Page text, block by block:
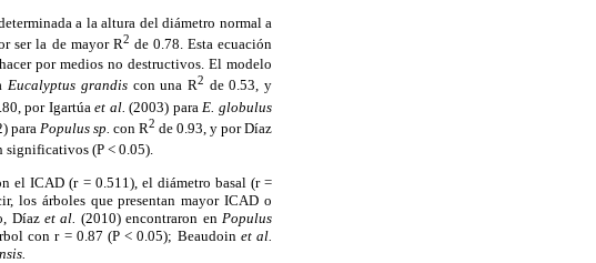
a la altura del diámetro normal a
ser la de mayor R2 de 0.78. Esta ecuación
por medios no destructivos. El modelo
Eucalyptus grandiscon una R2 de 0.53, y
por Igartúaet al. (2003) para E. globulus
paraPopulus sp. con R2 de 0.93, y por Díaz
significativos (P < 0.05).
el ICAD (r = 0.511), el diámetro basal (r =
los árboles que presentan mayor ICAD o
Díazet al. (2010) encontraron en Populus
con r = 0.87 (P < 0.05); Beaudoin et al.